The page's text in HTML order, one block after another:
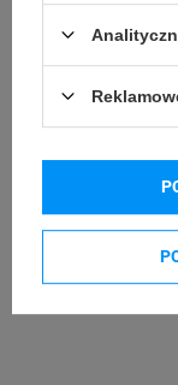
Pokaż więcej